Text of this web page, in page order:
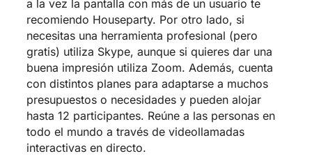
a la vez la pantalla con más de un usuario te
recomiendo Houseparty. Por otro lado, si
necesitas una herramienta profesional (pero
gratis) utiliza Skype, aunque si quieres dar una
buena impresión utiliza Zoom. Además, cuenta
con distintos planes para adaptarse a muchos
presupuestos o necesidades y pueden alojar
hasta 12 participantes. Reúne a las personas en
todo el mundo a través de videollamadas
interactivas en directo.